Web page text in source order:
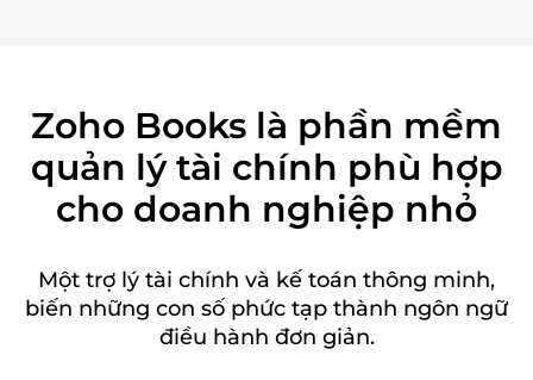
Zoho Books là phần mềm
quản lý tài chính phù hợp
cho doanh nghiệp nhỏ
Một trợ lý tài chính và kế toán thông minh,
biến những con số phức tạp thành ngôn ngữ
điều hành đơn giản.